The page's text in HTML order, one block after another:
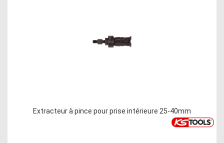
Extracteur à pince pour prise intérieure 25-40mm